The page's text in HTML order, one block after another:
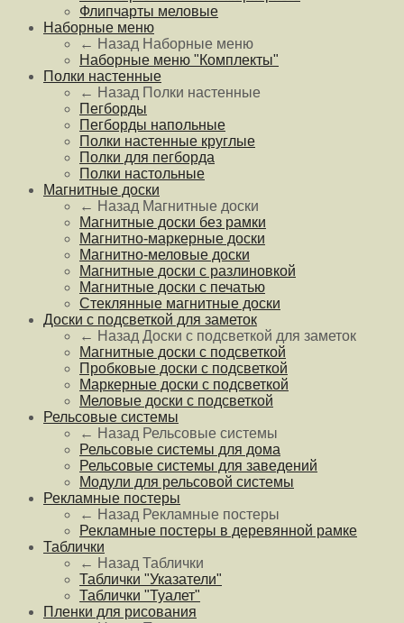
Флипчарты меловые
Наборные меню
← Назад Наборные меню
Наборные меню "Комплекты"
Полки настенные
← Назад Полки настенные
Пегборды
Пегборды напольные
Полки настенные круглые
Полки для пегборда
Полки настольные
Магнитные доски
← Назад Магнитные доски
Магнитные доски без рамки
Магнитно-маркерные доски
Магнитно-меловые доски
Магнитные доски с разлиновкой
Магнитные доски с печатью
Стеклянные магнитные доски
Доски с подсветкой для заметок
← Назад Доски с подсветкой для заметок
Магнитные доски с подсветкой
Пробковые доски с подсветкой
Маркерные доски с подсветкой
Меловые доски с подсветкой
Рельсовые системы
← Назад Рельсовые системы
Рельсовые системы для дома
Рельсовые системы для заведений
Модули для рельсовой системы
Рекламные постеры
← Назад Рекламные постеры
Рекламные постеры в деревянной рамке
Таблички
← Назад Таблички
Таблички "Указатели"
Таблички "Туалет"
Пленки для рисования